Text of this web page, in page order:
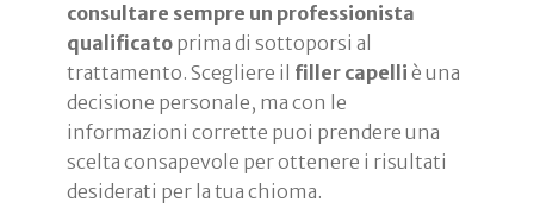
consultare sempre un professionista
qualificato prima di sottoporsi al
trattamento. Scegliere il filler capelli è una
decisione personale, ma con le
informazioni corrette puoi prendere una
scelta consapevole per ottenere i risultati
desiderati per la tua chioma.